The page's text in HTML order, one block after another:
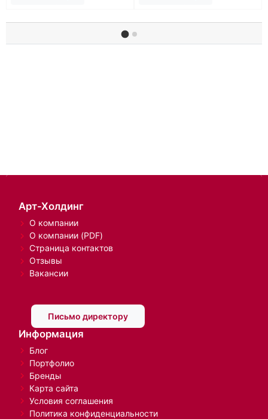
Арт-Холдинг
О компании
О компании (PDF)
Страница контактов
Отзывы
Вакансии
Письмо директору
Информация
Блог
Портфолио
Бренды
Карта сайта
Условия соглашения
Политика конфиденциальности